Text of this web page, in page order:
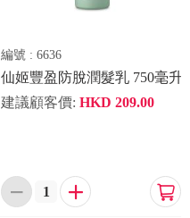
編號 : 6636
仙姬豐盈防脫潤髮乳 750毫升
建議顧客價: HKD 209.00
  